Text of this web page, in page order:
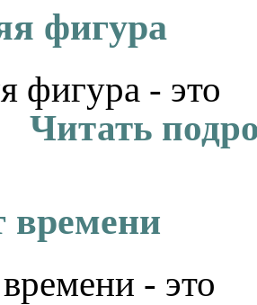
фигура
фигура - это
Читать
- это